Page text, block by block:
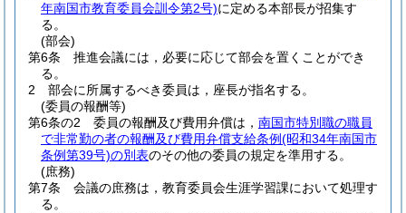
年南国市教育委員会訓令第2号)に定める本部長が招集す
る。
(部会)
第6条
推進会議には，必要に応じて部会を置くことができ
る。
2
部会に所属するべき委員は，座長が指名する。
(委員の報酬等)
第6条の2
委員の報酬及び費用弁償は， 南国市特別職の職員
で非常勤の者の報酬及び費用弁償支給条例(昭和34年南国市
条例第39号)の別表のその他の委員の規定を準用する。
(庶務)
第7条
会議の庶務は，教育委員会生涯学習課において処理す
る。